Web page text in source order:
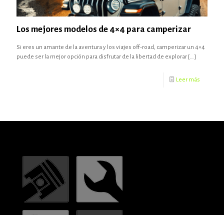
Los mejores modelos de 4×4 para camperizar
Si eres un amante de la aventura y los viajes off-road, camperizar un 4×4
puede ser la mejor opción para disfrutar de la libertad de explorar […]
Leer más